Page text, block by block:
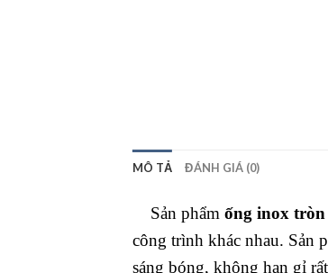
MÔ TẢ ĐÁNH GIÁ (0)
Sản phẩm ống inox
công trình khác nhau. Sản
sáng bóng, không han gỉ